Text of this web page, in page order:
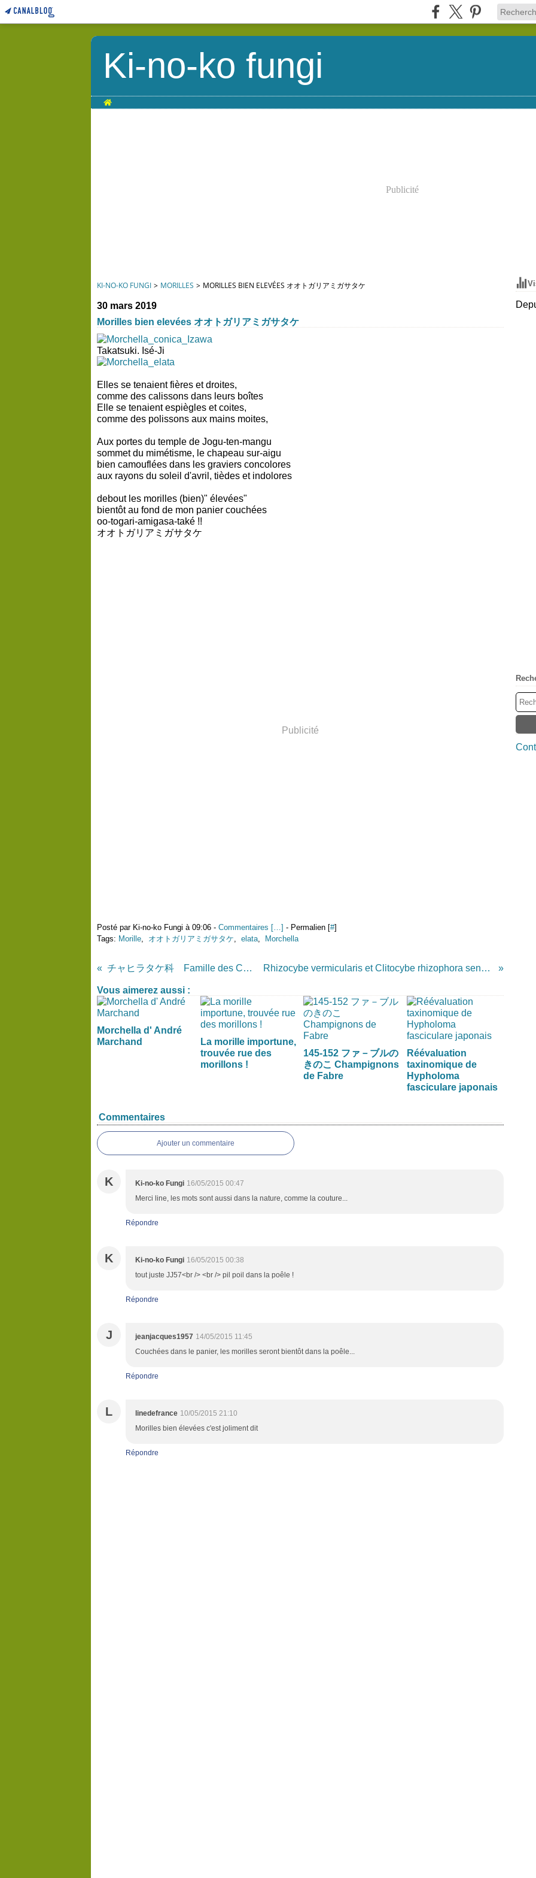
Ki-no-ko fungi
Home
Publicité
KI-NO-KO FUNGI > MORILLES > MORILLES BIEN ELEVÉES オオトガリアミガサタケ
30 mars 2019
Morilles bien elevées オオトガリアミガサタケ
Takatsuki. Isé-Ji
Elles se tenaient fières et droites,
comme des calissons dans leurs boîtes
Elle se tenaient espiègles et coites,
comme des polissons aux mains moites,
Aux portes du temple de Jogu-ten-mangu
sommet du mimétisme, le chapeau sur-aigu
bien camouflées dans les graviers concolores
aux rayons du soleil d'avril, tièdes et indolores
debout les morilles (bien)" élevées"
bientôt au fond de mon panier couchées
oo-togari-amigasa-také !!
オオトガリアミガサタケ
Publicité
Posté par Ki-no-ko Fungi à 09:06 - Commentaires […] - Permalien [#]
Tags: Morille, オオトガリアミガサタケ, elata, Morchella
チャヒラタケ科 Famille des Crépidotes Rhizocybe vermicularis et Clitocybe rhizophora sensu Josserand
Vous aimerez aussi :
Morchella d' André
Marchand
La morille importune,
trouvée rue des
morillons !
145-152 ファ－ブルの
きのこ Champignons
de Fabre
Réévaluation
taxinomique de
Hypholoma
fasciculare japonais
Commentaires
Ajouter un commentaire
K Ki-no-ko Fungi 16/05/2015 00:47
Merci line, les mots sont aussi dans la nature, comme la couture...
Répondre
K Ki-no-ko Fungi 16/05/2015 00:38
tout juste JJ57<br /> <br /> pil poil dans la poêle !
Répondre
J jeanjacques1957 14/05/2015 11:45
Couchées dans le panier, les morilles seront bientôt dans la poêle...
Répondre
L linedefrance 10/05/2015 21:10
Morilles bien élevées c'est joliment dit
Répondre